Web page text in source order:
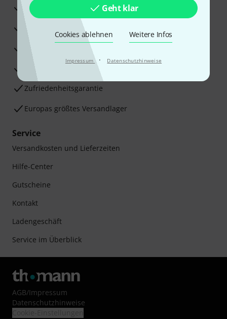
Geht klar
Cookies ablehnen Weitere Infos
Impressum · Datenschutzhinweise
3 Jahre Thomann Garantie
30 Tage Money-Back-Garantie
Beratung durch Fachexperten
Zufriedenheitsgarantie
Europas größtes Versandlager
Service
Versandkosten und Lieferzeiten
Hilfe-Center
Gutscheine
Kontakt
Ladengeschäft
Service im Überblick
AGB/Impressum
Datenschutzhinweise